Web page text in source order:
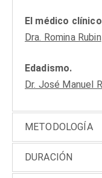
El médico
Dra. Romina Rubin
Edadismo.
Dr. José Manuel
METODOLOGÍA
DURACIÓN